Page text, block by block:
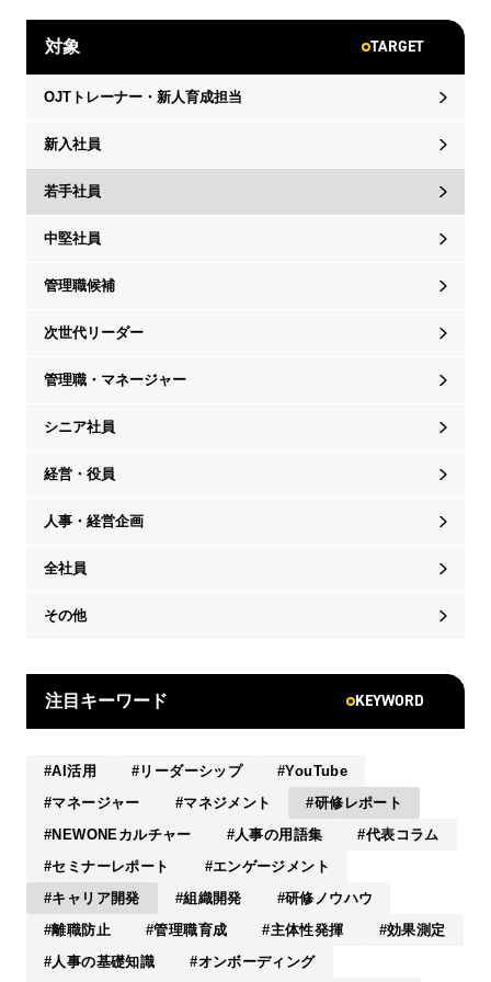
対象 TARGET
OJTトレーナー・新人育成担当
新入社員
若手社員
中堅社員
管理職候補
次世代リーダー
管理職・マネージャー
シニア社員
経営・役員
人事・経営企画
全社員
その他
注目キーワード KEYWORD
AI活用 リーダーシップ
YouTube
マネージャー
マネジメント
研修レポート
NEWONEカルチャー
人事の用語集
代表コラム
セミナーレポート
エンゲージメント
キャリア開発
組織開発
研修ノウハウ
離職防止
管理職育成 主体性発揮
効果測定
人事の基礎知識
オンボーディング